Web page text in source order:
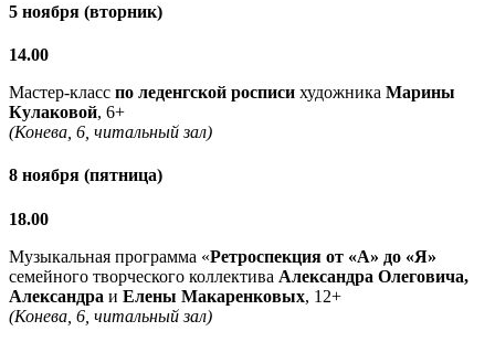
5 ноября (вторник)
14.00
Мастер-класс по леденгской росписи художника Марины
Кулаковой, 6+
(Конева, 6, читальный зал)
8 ноября (пятница)
18.00
Музыкальная программа «Ретроспекция от «А» до «Я»
семейного творческого коллектива Александра Олеговича,
Александра и Елены Макаренковых, 12+
(Конева, 6, читальный зал)